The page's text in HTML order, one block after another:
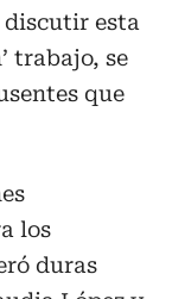
discutir esta
trabajo, se
que
los
duras